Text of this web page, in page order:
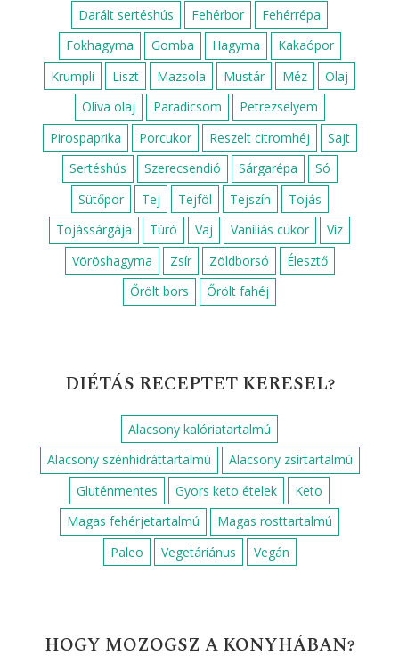
Darált sertéshús Fehérbor
Fehérrépa
Fokhagyma
Gomba Hagyma
Kakaópor
Krumpli
Liszt Mazsola Mustár Méz
Olaj
Olíva olaj
Paradicsom
Petrezselyem
Pirospaprika
Porcukor Reszelt citromhéj
Sajt
Sertéshús
Szerecsendió Sárgarépa
Só
Sütőpor
Tej Tejföl Tejszín
Tojás
Tojássárgája
Túró Vaj Vaníliás cukor
Víz
Vöröshagyma
Zsír Zöldborsó
Élesztő
Őrölt bors
Őrölt fahéj
DIÉTÁS RECEPTET KERESEL?
Alacsony kalóriatartalmú
Alacsony szénhidráttartalmú
Alacsony zsírtartalmú
Gluténmentes
Gyors keto ételek
Keto
Magas fehérjetartalmú
Magas rosttartalmú
Paleo
Vegetáriánus Vegán
HOGY MOZOGSZ A KONYHÁBAN?